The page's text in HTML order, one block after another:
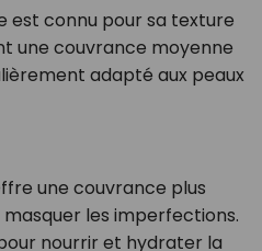
est connu pour sa texture
une couvrance moyenne
adapté aux peaux
une couvrance plus
les imperfections.
nourrir et hydrater la